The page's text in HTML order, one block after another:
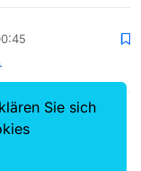
08:29
Sie sich